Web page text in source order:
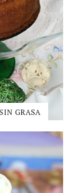
GRASA